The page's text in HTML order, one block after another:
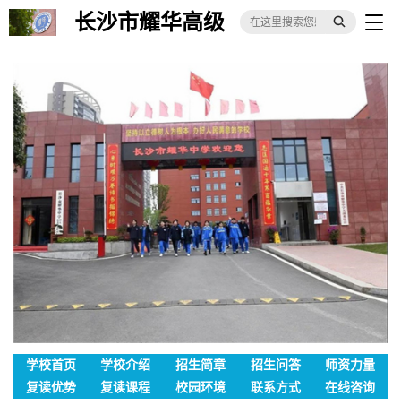
长沙市耀华高级
中学
学校首页 学校介绍 招生简章 招生问答
师资力量
复读优势
复读课程 校园环境 联系方式 在线咨询